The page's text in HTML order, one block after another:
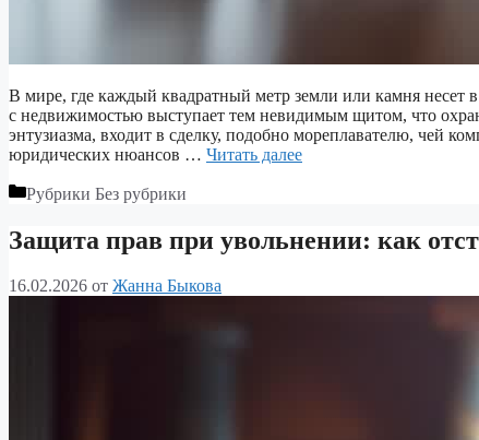
В мире, где каждый квадратный метр земли или камня несет
с недвижимостью выступает тем невидимым щитом, что
энтузиазма, входит в сделку, подобно мореплавателю, чей
юридических нюансов … Читать далее
Рубрики Без рубрики
Защита прав при увольнении: как
16.02.2026 от Жанна Быкова